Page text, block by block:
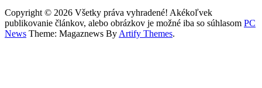
Copyright © 2026 Všetky práva vyhradené! Akékoľvek
publikovanie článkov, alebo obrázkov je možné iba so súhlasom PC
News Theme: Magaznews By Artify Themes.